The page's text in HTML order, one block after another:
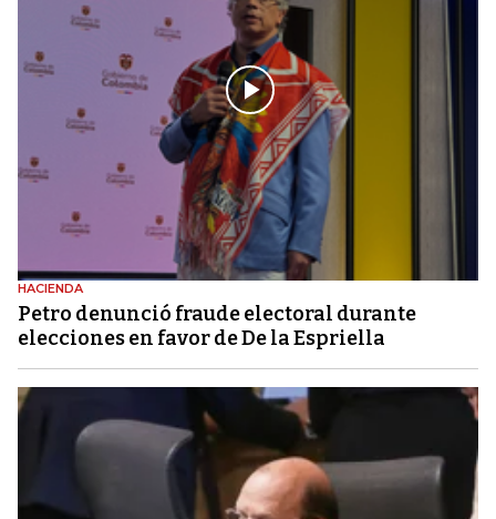
HACIENDA
Petro denunció fraude electoral durante
elecciones en favor de De la Espriella